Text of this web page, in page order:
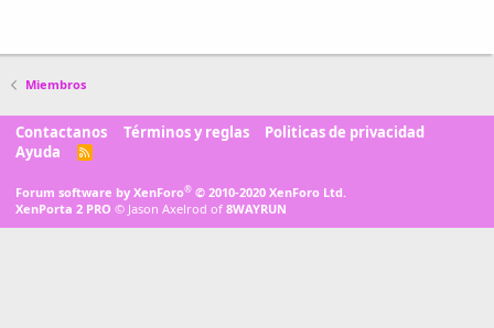
Miembros
Contactanos Términos y reglas
Politicas de privacidad
Ayuda
R
Forum software by XenForo® © 2010-2020 XenForo Ltd.
XenPorta 2 PRO © Jason Axelrod of 8WAYRUN